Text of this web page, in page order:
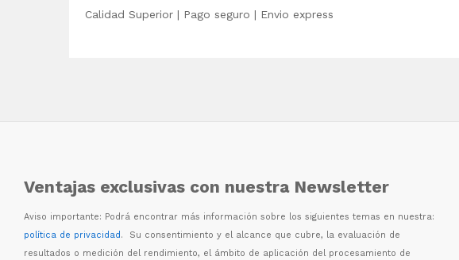
Calidad Superior | Pago seguro | Envio express
Ventajas exclusivas con nuestra Newsletter
Aviso importante: Podrá encontrar más información sobre los siguientes temas en nuestra:
política de privacidad. Su consentimiento y el alcance que cubre, la evaluación de
resultados o medición del rendimiento, el ámbito de aplicación del procesamiento de